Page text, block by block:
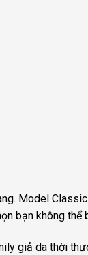
Model
bạn không thể
giả da thời